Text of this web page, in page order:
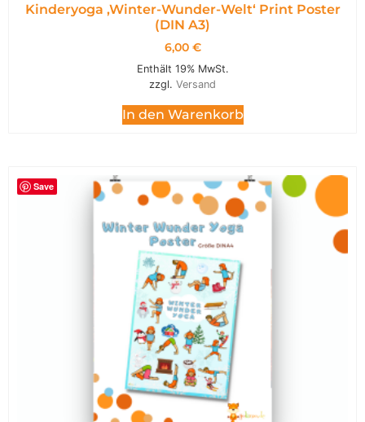
Kinderyoga ‚Winter-Wunder-Welt‘ Print Poster
(DIN A3)
6,00 €
Enthält 19% MwSt.
zzgl. Versand
In den Warenkorb
Save